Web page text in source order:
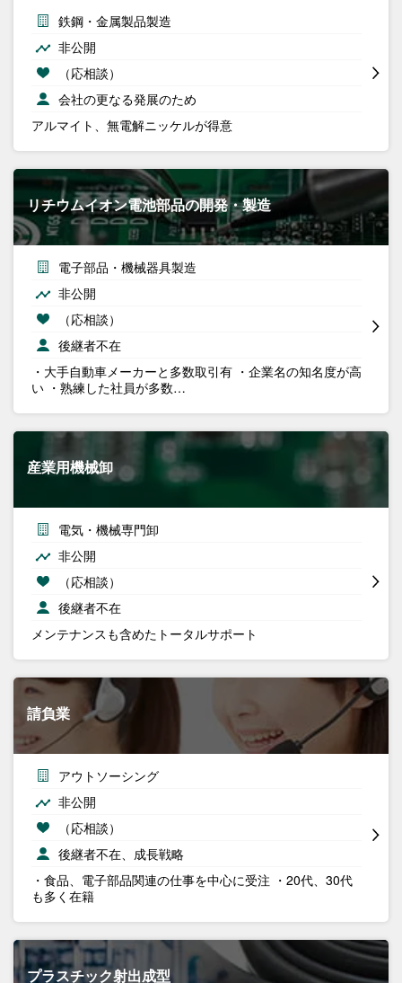
鉄鋼・金属製品製造
非公開
（応相談）
会社の更なる発展のため
アルマイト、無電解ニッケルが得意
リチウムイオン電池部品の開発・製造
電子部品・機械器具製造
非公開
（応相談）
後継者不在
・大手自動車メーカーと多数取引有 ・企業名の知名度が高
い ・熟練した社員が多数…
産業用機械卸
電気・機械専門卸
非公開
（応相談）
後継者不在
メンテナンスも含めたトータルサポート
請負業
アウトソーシング
非公開
（応相談）
後継者不在、成長戦略
・食品、電子部品関連の仕事を中心に受注 ・20代、30代
も多く在籍
プラスチック射出成型